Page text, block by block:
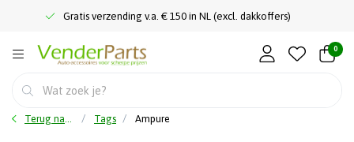
Gratis verzending v.a. € 150 in NL (excl. dakkoffers)
0
Terug naar home Tags Ampure